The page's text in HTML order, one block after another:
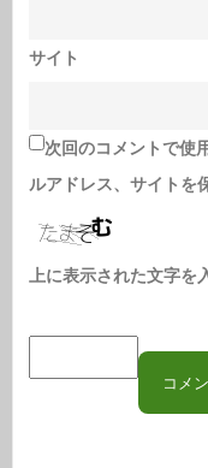
サイト
次回のコメントで使
ルアドレス、サイトを
上に表示された文字を